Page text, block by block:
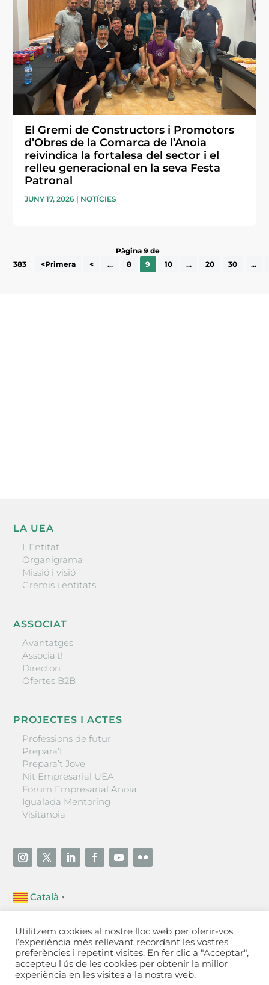
El Gremi de Constructors i Promotors
d’Obres de la Comarca de l’Anoia
reivindica la fortalesa del sector i el
relleu generacional en la seva Festa
Patronal
JUNY 17, 2026 | NOTÍCIES
Pàgina 9 de
383
<Primera < ... 8 9 10 ... 20 30 ...
LA UEA
L’Entitat
Organigrama
Missió i visió
Gremis i entitats
ASSOCIAT
Avantatges
Associa’t!
Directori
Ofertes B2B
PROJECTES I ACTES
Professions de futur
Prepara’t
Prepara’t Jove
Nit Empresarial UEA
Forum Empresarial Anoia
Igualada Mentoring
Visitanoia
Català ▼
Unió Empresarial de l’Anoia (UEA)
Ctra. de Manresa, 131, 08700 – Igualada(Barcelona)
Tel 93 805 22 92
Contactar
Utilitzem cookies al nostre lloc web per oferir-vos
l’experiència més rellevant recordant les vostres
preferències i repetint visites. En fer clic a "Acceptar",
accepteu l'ús de les cookies per obtenir la millor
experiència en les visites a la nostra web.